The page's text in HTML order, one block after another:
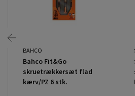
BAHCO
Bahco Fit&Go
skruetrækkersæt flad
kærv/PZ 6 stk.